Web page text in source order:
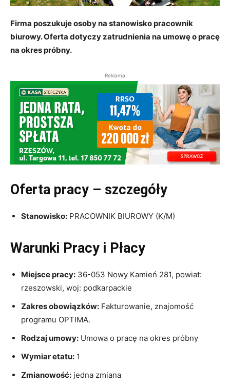
Firma poszukuje osoby na stanowisko pracownik
biurowy. Oferta dotyczy zatrudnienia na umowę o pracę
na okres próbny.
Reklama
Oferta pracy – szczegóły
Stanowisko: PRACOWNIK BIUROWY (K/M)
Warunki Pracy i Płacy
Miejsce pracy: 36-053 Nowy Kamień 281, powiat:
rzeszowski, woj: podkarpackie
Zakres obowiązków: Fakturowanie, znajomość
programu OPTIMA.
Rodzaj umowy: Umowa o pracę na okres próbny
Wymiar etatu: 1
Zmianowość: jedna zmiana